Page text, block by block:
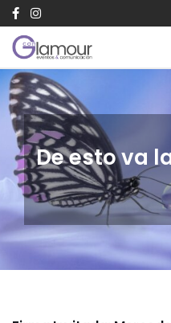
Saltar
al
contenido
De esto va